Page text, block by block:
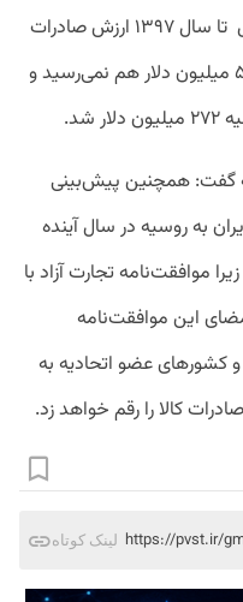
میلیارد دلار کالا وارد می‌کند، با این حال تا سال ۱۳۹۷ ارزش صادرات
ایران به روسیه در بهترین حالت به ۵۰۰ میلیون دلار هم نمی‌رسید و
گفت: همچنین پیش‌بینی
به روسیه در سال آینده
موافقت‌نامه تجارت آزاد با
این موافقت‌نامه
کشورهای عضو اتحادیه به
کالا را رقم خواهد زد.
لینک کوتاه https://pvst.ir/